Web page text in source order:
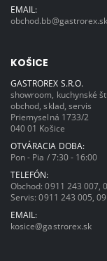
EMAIL:
obchod.bb@gastrorex.sk
KOŠICE
GASTROREX S.R.O.
showroom, kuchynské
obchod, sklad, servis
Priemyselná 1733/2
040 01 Košice
OTVÁRACIA DOBA:
Pon - Pia / 7:30 - 16:00
TELEFÓN:
Obchod:0911 243 007 ,
Servis:0911 243 005 ,
EMAIL:
kosice@gastrorex.sk